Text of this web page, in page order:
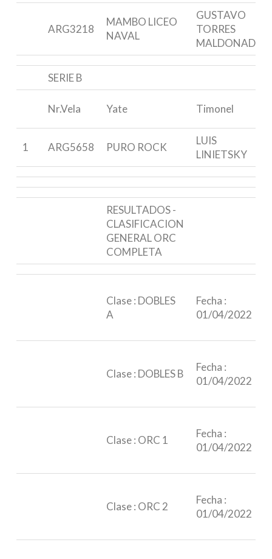
ARG3218
MAMBO LICEO
NAVAL
GUSTAVO
TORRES
MALDONADO
SERIE B
Nr.Vela Yate Timonel
1 ARG5658 PURO ROCK
LUIS
LINIETSKY
RESULTADOS -
CLASIFICACION
GENERAL ORC
COMPLETA
Clase : DOBLES
A
Fecha :
01/04/2022
Clase : DOBLES B
Fecha :
01/04/2022
Clase : ORC 1
Fecha :
01/04/2022
Clase : ORC 2
Fecha :
01/04/2022